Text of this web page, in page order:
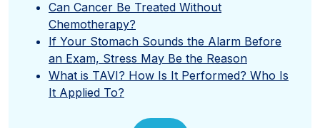
Can Cancer Be Treated Without
Chemotherapy?
If Your Stomach Sounds the Alarm Before
an Exam, Stress May Be the Reason
What is TAVI? How Is It Performed? Who Is
It Applied To?